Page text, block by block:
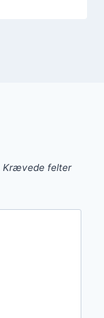
Krævede felter